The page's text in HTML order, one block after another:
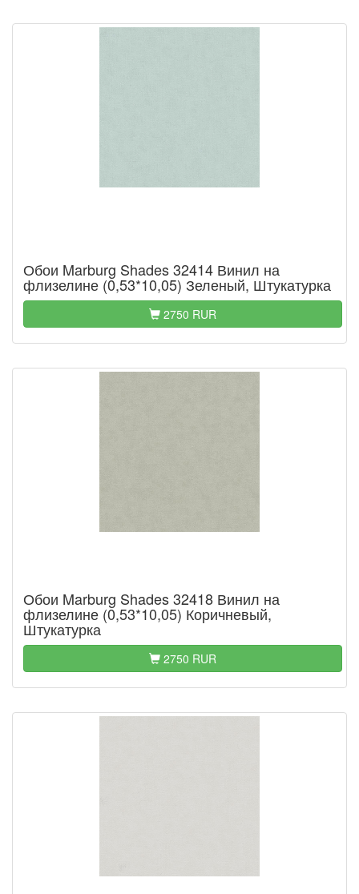
Обои Marburg Shades 32414 Винил на
флизелине (0,53*10,05) Зеленый, Штукатурка
2750 RUR
Обои Marburg Shades 32418 Винил на
флизелине (0,53*10,05) Коричневый,
Штукатурка
2750 RUR